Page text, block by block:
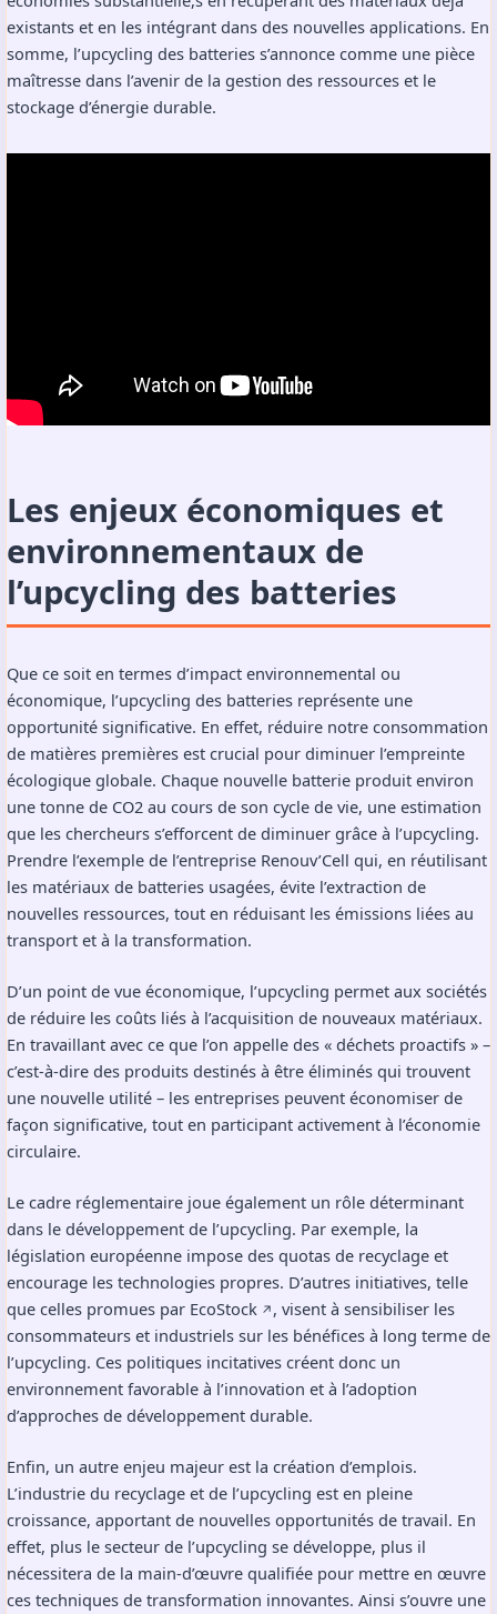
existants et en les intégrant dans des nouvelles applications. En
somme, l’upcycling des batteries s’annonce comme une pièce
maîtresse dans l’avenir de la gestion des ressources et le
stockage d’énergie durable.
Les enjeux économiques et
environnementaux de
l’upcycling des batteries
Que ce soit en termes d’impact environnemental ou
économique, l’upcycling des batteries représente une
opportunité significative. En effet, réduire notre consommation
de matières premières est crucial pour diminuer l’empreinte
écologique globale. Chaque nouvelle batterie produit environ
une tonne de CO2 au cours de son cycle de vie, une estimation
que les chercheurs s’efforcent de diminuer grâce à l’upcycling.
Prendre l’exemple de l’entreprise Renouv’Cell qui, en réutilisant
les matériaux de batteries usagées, évite l’extraction de
nouvelles ressources, tout en réduisant les émissions liées au
transport et à la transformation.
D’un point de vue économique, l’upcycling permet aux sociétés
de réduire les coûts liés à l’acquisition de nouveaux matériaux.
En travaillant avec ce que l’on appelle des « déchets proactifs » –
c’est-à-dire des produits destinés à être éliminés qui trouvent
une nouvelle utilité – les entreprises peuvent économiser de
façon significative, tout en participant activement à l’économie
circulaire.
Le cadre réglementaire joue également un rôle déterminant
dans le développement de l’upcycling. Par exemple, la
législation européenne impose des quotas de recyclage et
encourage les technologies propres. D’autres initiatives, telle
que celles promues par EcoStock ↗️ , visent à sensibiliser les
consommateurs et industriels sur les bénéfices à long terme de
l’upcycling. Ces politiques incitatives créent donc un
environnement favorable à l’innovation et à l’adoption
d’approches de développement durable.
Enfin, un autre enjeu majeur est la création d’emplois.
L’industrie du recyclage et de l’upcycling est en pleine
croissance, apportant de nouvelles opportunités de travail. En
effet, plus le secteur de l’upcycling se développe, plus il
nécessitera de la main-d’œuvre qualifiée pour mettre en œuvre
ces techniques de transformation innovantes. Ainsi s’ouvre une